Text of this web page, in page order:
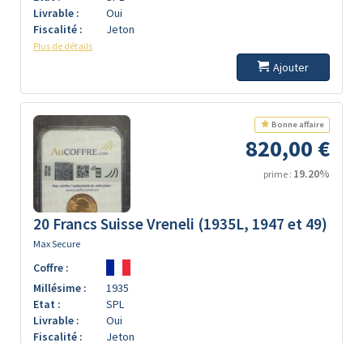
Livrable :
Oui
Fiscalité :
Jeton
Plus de détails
Ajouter
Bonne affaire
820,00 €
prime : 19.20%
20 Francs Suisse Vreneli (1935L, 1947 et 49)
Max Secure
Coffre :
Millésime :
1935
Etat :
SPL
Livrable :
Oui
Fiscalité :
Jeton